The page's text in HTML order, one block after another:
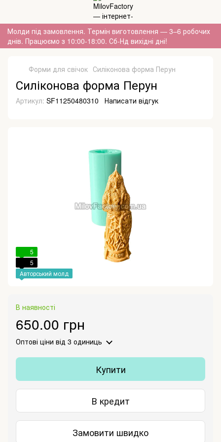
Молди під замовлення. Термін виготовлення — 3–6 робочих
днів. Працюємо з 10:00-18:00. Сб-Нд вихідні дні!
Форми для свічок Силіконова форма Перун
Силіконова форма Перун
Артикул: SF11250480310 Написати відгук
5
5
Авторський молд
В наявності
650.00 грн
Оптові ціни від 3 одиниць
Купити
В кредит
Замовити швидко